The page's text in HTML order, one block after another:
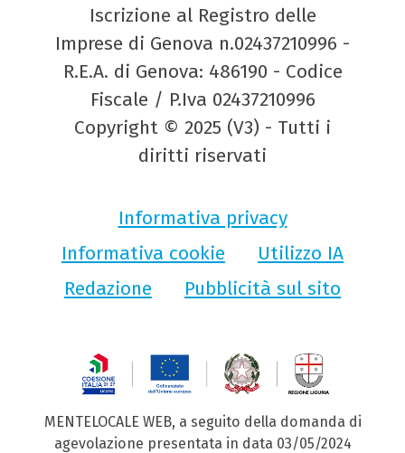
Iscrizione al Registro delle
Imprese di Genova n.02437210996 -
R.E.A. di Genova: 486190 - Codice
Fiscale / P.Iva 02437210996
Copyright © 2025 (V3) - Tutti i
diritti riservati
Informativa privacy
Informativa cookie
Utilizzo IA
Redazione
Pubblicità sul sito
MENTELOCALE WEB, a seguito della domanda di
agevolazione presentata in data 03/05/2024